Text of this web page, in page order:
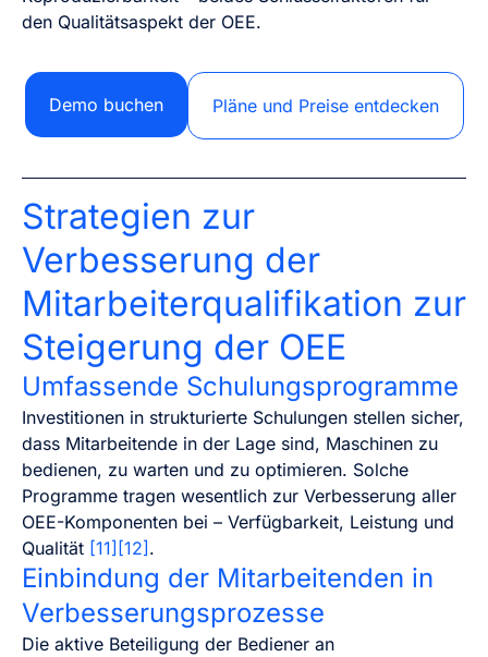
den Qualitätsaspekt der OEE.
Demo buchen Pläne und Preise entdecken
Strategien zur
Verbesserung der
Mitarbeiterqualifikation zur
Steigerung der OEE
Umfassende Schulungsprogramme
Investitionen in strukturierte Schulungen stellen sicher,
dass Mitarbeitende in der Lage sind, Maschinen zu
bedienen, zu warten und zu optimieren. Solche
Programme tragen wesentlich zur Verbesserung aller
OEE-Komponenten bei – Verfügbarkeit, Leistung und
Qualität [11][12] .
Einbindung der Mitarbeitenden in
Verbesserungsprozesse
Die aktive Beteiligung der Bediener an